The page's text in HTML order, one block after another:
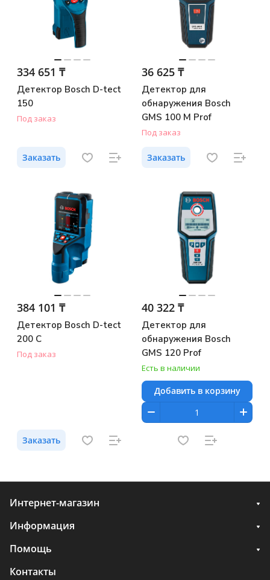
334 651 ₸
Детектор Bosch D-tect
150
Под заказ
Заказать
36 625 ₸
Детектор для
обнаружения Bosch
GMS 100 M Prof
Под заказ
Заказать
384 101 ₸
Детектор Bosch D-tect
200 C
Под заказ
Заказать
40 322 ₸
Детектор для
обнаружения Bosch
GMS 120 Prof
Есть в наличии
Добавить в корзину
Интернет-магазин
Информация
Помощь
Контакты